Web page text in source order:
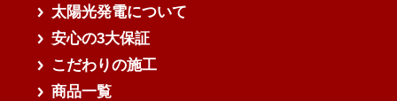
太陽光発電について
安心の3大保証
こだわりの施工
商品一覧